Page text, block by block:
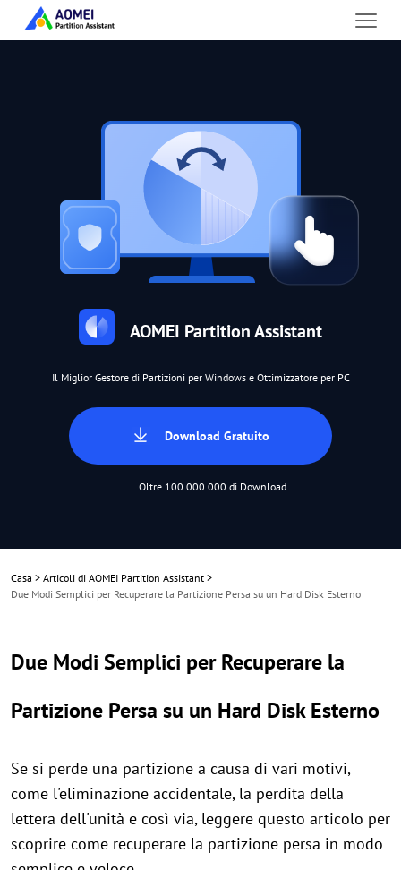
AOMEI Partition Assistant
Il Miglior Gestore di Partizioni per Windows e Ottimizzatore per PC
Download Gratuito
Oltre 100.000.000 di Download
Casa > Articoli di AOMEI Partition Assistant >
Due Modi Semplici per Recuperare la Partizione Persa su un Hard Disk Esterno
Due Modi Semplici per Recuperare la
Partizione Persa su un Hard Disk Esterno
Se si perde una partizione a causa di vari motivi,
come l'eliminazione accidentale, la perdita della
lettera dell'unità e così via, leggere questo articolo per
scoprire come recuperare la partizione persa in modo